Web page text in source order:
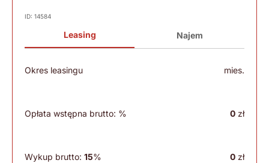
ID: 14584
Leasing Najem
Okres leasingu mies.
Opłata wstępna brutto: % 0 zł
Wykup brutto: 15% 0 zł